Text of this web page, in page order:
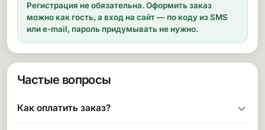
Регистрация не обязательна. Оформить заказ
можно как гость, а вход на сайт — по коду из SMS
или e-mail, пароль придумывать не нужно.
Частые вопросы
Как оплатить заказ?